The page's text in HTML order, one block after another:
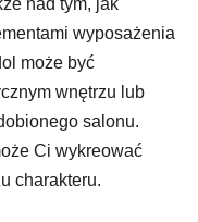
wyposażenia
może być
wnętrzu lub
salonu.
Ci wykreować
charakteru.